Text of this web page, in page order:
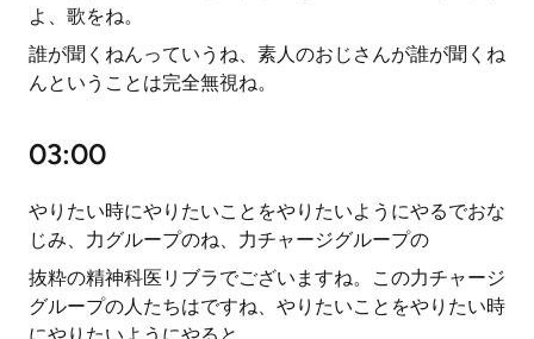
よ、歌をね。
誰が聞くねんっていうね、素人のおじさんが誰が聞くね
んということは完全無視ね。
03:00
やりたい時にやりたいことをやりたいようにやるでおな
じみ、力グループのね、力チャージグループの
抜粋の精神科医リブラでございますね。この力チャージ
グループの人たちはですね、やりたいことをやりたい時